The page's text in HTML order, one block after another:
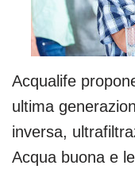
Acqualife
ultima
inversa,
Acqua buona e